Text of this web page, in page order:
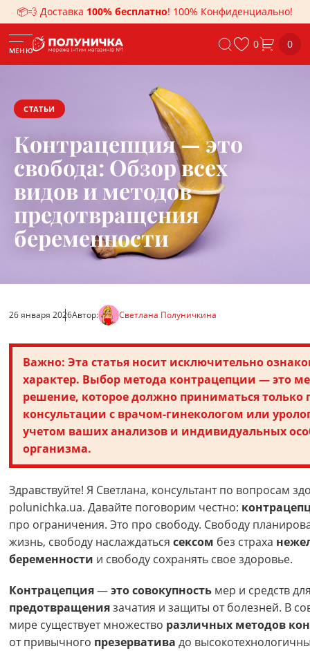
📦💨 Доставка 100% бесплатно! 100% Конфиденциально!
МЕНЮ 0 0
СТАТЬИ
Контрацепция — это
свобода: Обзор всех
видов и методов
предотвращения
беременности
26 января 2026Автор: Светлана Полуничкина
Важно: Эта статья носит исключительно
характер. Выбор метода контрацепции — это
решение, которое должно приниматься только
консультации с врачом-гинекологом или
учетом ваших анализов и индивидуальных
организма.
Здравствуйте! Я Светлана, консультант по вопросам
polunichka.ua. Давайте поговорим честно:
про ограничения. Это про свободу. Свободу
жизнь, свободу наслаждаться сексом без страха
беременности и свободу сохранять свое здоровье.
Контрацепция—это совокупность мер и средств
предотвращениязачатия и защиты от болезней. В
мире существует множество различных методов
от привычного презерватива до